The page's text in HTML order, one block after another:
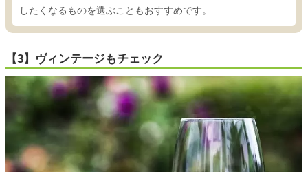
したくなるものを選ぶこともおすすめです。
【3】ヴィンテージもチェック